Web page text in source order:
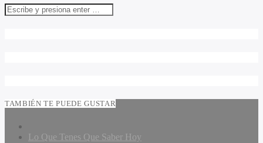
TAMBIÉN TE PUEDE GUSTAR
Lo Que Tenes Que Saber Hoy